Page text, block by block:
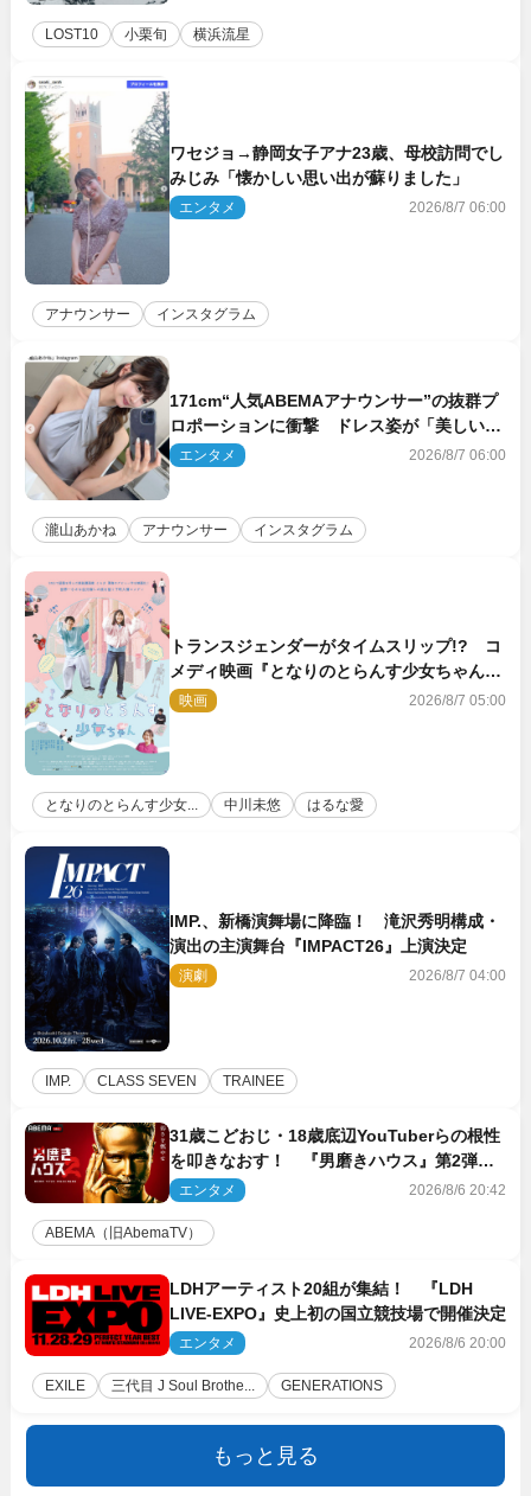
LOST10 小栗旬 横浜流星
ワセジョ→静岡女子アナ23歳、母校訪問でし
みじみ「懐かしい思い出が蘇りました」
エンタメ 2026/8/7 06:00
アナウンサー インスタグラム
171cm“人気ABEMAアナウンサー”の抜群プ
ロポーションに衝撃 ドレス姿が「美しい」
「品がありすぎる」
エンタメ 2026/8/7 06:00
瀧山あかね アナウンサー インスタグラム
トランスジェンダーがタイムスリップ!? コ
メディ映画『となりのとらんす少女ちゃん』
11.7公開決定
映画 2026/8/7 05:00
となりのとらんす少女... 中川未悠 はるな愛
IMP.、新橋演舞場に降臨！ 滝沢秀明構成・
演出の主演舞台『IMPACT26』上演決定
演劇 2026/8/7 04:00
IMP. CLASS SEVEN TRAINEE
31歳こどおじ・18歳底辺YouTuberらの根性
を叩きなおす！ 『男磨きハウス』第2弾コ
ーチ陣発表
エンタメ 2026/8/6 20:42
ABEMA（旧AbemaTV）
LDHアーティスト20組が集結！ 『LDH
LIVE‐EXPO』史上初の国立競技場で開催決定
エンタメ 2026/8/6 20:00
EXILE 三代目 J Soul Brothe... GENERATIONS
もっと見る